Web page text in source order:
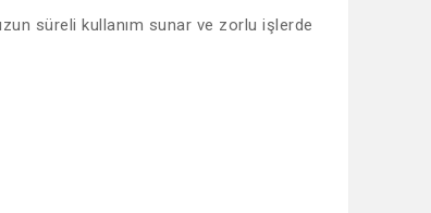
süreli kullanım sunar ve zorlu işlerde